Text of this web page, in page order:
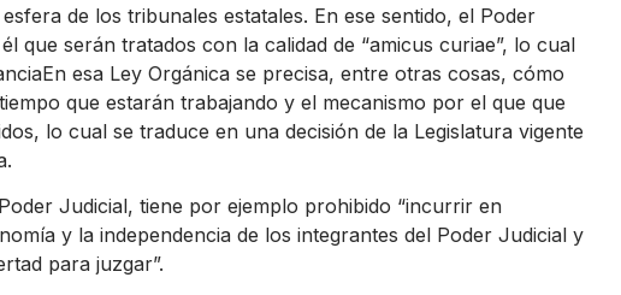
de los tribunales estatales. En ese sentido, el Poder
que serán tratados con la calidad de “amicus curiae”, lo cual
esa Ley Orgánica se precisa, entre otras cosas, cómo
que estarán trabajando y el mecanismo por el que que
lo cual se traduce en una decisión de la Legislatura vigente
Judicial, tiene por ejemplo prohibido “incurrir en
y la independencia de los integrantes del Poder Judicial y
para juzgar”.